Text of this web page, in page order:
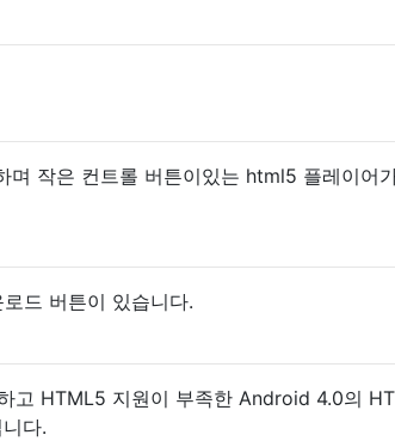
작은 컨트롤 버튼이있는 html5 플레이어
드 버튼이 있습니다.
고 HTML5 지원이 부족한 Android 4.0의
다.